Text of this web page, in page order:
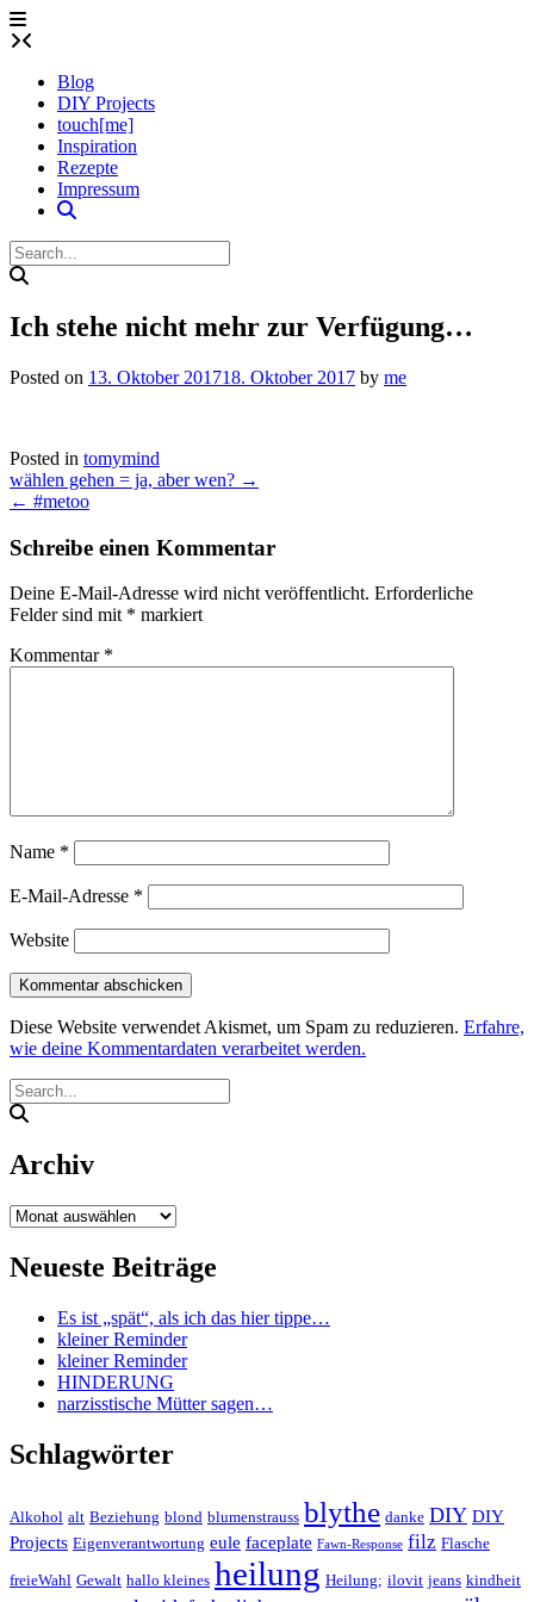
Skip
to
Blog
DIY Projects
touch[me]
Inspiration
Rezepte
Impressum
Ich stehe nicht mehr zur Verfügung…
Posted on 13. Oktober 201718. Oktober 2017 by me
Posted in tomymind
Post
navigation
wählen gehen = ja, aber wen? →
← #metoo
Schreibe einen Kommentar
Deine E-Mail-Adresse wird nicht veröffentlicht. Erforderliche
Felder sind mit * markiert
Kommentar *
Name *
E-Mail-Adresse *
Website
Diese Website verwendet Akismet, um Spam zu reduzieren. Erfahre,
wie deine Kommentardaten verarbeitet werden.
Archiv
Archiv
Neueste Beiträge
Es ist „spät“, als ich das hier tippe…
kleiner Reminder
kleiner Reminder
HINDERUNG
narzisstische Mütter sagen…
Schlagwörter
Alkohol alt Beziehung blond blumenstrauss blythe danke DIY DIY
Projects Eigenverantwortung eule faceplate Fawn-Response filz Flasche
freieWahl Gewalt hallo kleines heilung Heilung; ilovit jeans kindheit